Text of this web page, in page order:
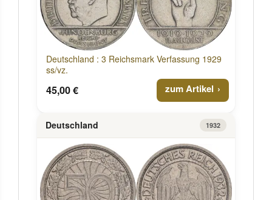
Deutschland : 3 Reichsmark Verfassung 1929
ss/vz.
45,00 € zum Artikel
Deutschland 1932